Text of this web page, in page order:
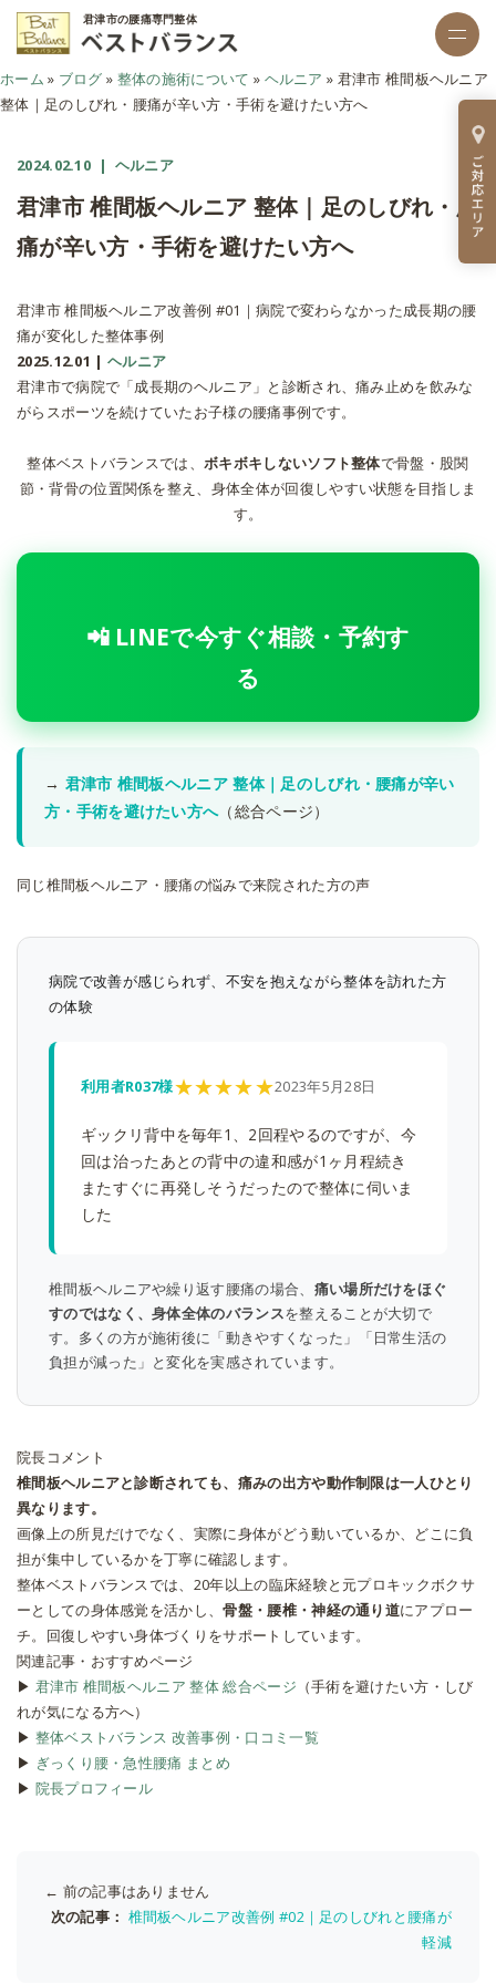
君津市の腰痛専門整体
ホーム » ブログ » 整体の施術について » ヘルニア » 君津市 椎間板ヘルニア
整体｜足のしびれ・腰痛が辛い方・手術を避けたい方へ
2024.02.10 | ヘルニア
君津市 椎間板ヘルニア 整体｜足のしびれ・腰
痛が辛い方・手術を避けたい方へ
君津市 椎間板ヘルニア改善例 #01｜病院で変わらなかった成長期の腰
痛が変化した整体事例
2025.12.01 |ヘルニア
君津市で病院で「成長期のヘルニア」と診断され、痛み止めを飲みな
がらスポーツを続けていたお子様の腰痛事例です。
整体ベストバランスでは、ボキボキしないソフト整体で骨盤・股関
節・背骨の位置関係を整え、身体全体が回復しやすい状態を目指しま
す。
📲 LINEで今すぐ相談・予約す
る
→ 君津市 椎間板ヘルニア 整体｜足のしびれ・腰痛が辛い
方・手術を避けたい方へ（総合ページ）
同じ椎間板ヘルニア・腰痛の悩みで来院された方の声
病院で改善が感じられず、不安を抱えながら整体を訪れた方
の体験
利用者R037様★★★★★2023年5月28日
ギックリ背中を毎年1、2回程やるのですが、今
回は治ったあとの背中の違和感が1ヶ月程続き
またすぐに再発しそうだったので整体に伺いま
した
椎間板ヘルニアや繰り返す腰痛の場合、 痛い場所だけをほぐ
すのではなく、身体全体のバランスを整えることが大切で
す。多くの方が施術後に「動きやすくなった」「日常生活の
負担が減った」と変化を実感されています。
院長コメント
椎間板ヘルニアと診断されても、痛みの出方や動作制限は一人ひとり
異なります。
画像上の所見だけでなく、実際に身体がどう動いているか、どこに負
担が集中しているかを丁寧に確認します。
整体ベストバランスでは、20年以上の臨床経験と元プロキックボクサ
ーとしての身体感覚を活かし、骨盤・腰椎・神経の通り道にアプロー
チ。回復しやすい身体づくりをサポートしています。
関連記事・おすすめページ
▶ 君津市 椎間板ヘルニア 整体 総合ページ （手術を避けたい方・しび
れが気になる方へ）
▶ 整体ベストバランス 改善事例・口コミ一覧
▶ ぎっくり腰・急性腰痛 まとめ
▶ 院長プロフィール
← 前の記事はありません
次の記事： 椎間板ヘルニア改善例 #02｜足のしびれと腰痛が
軽減